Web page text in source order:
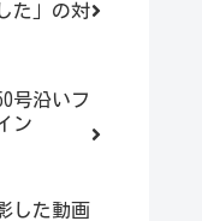
た」の対
号沿いフ
ン
した動画